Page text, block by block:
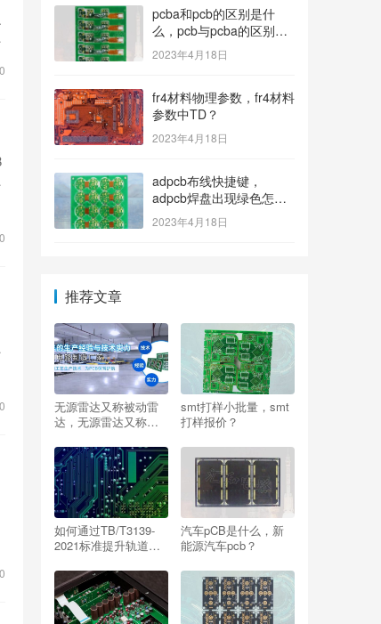
0
0
0
0
pcba和pcb的区别是什
么，pcb与pcba的区别与
联系？
2023年4月18日
fr4材料物理参数，fr4材料
参数中TD？
2023年4月18日
adpcb布线快捷键，
adpcb焊盘出现绿色怎么
消除？
2023年4月18日
推荐文章
无源雷达又称被动雷
达，无源雷达又称被
么？
smt打样小批量，smt
打样报价？
如何通过TB/T3139-
2021标准提升轨道交
汽车pCB是什么，新
能源汽车pcb？